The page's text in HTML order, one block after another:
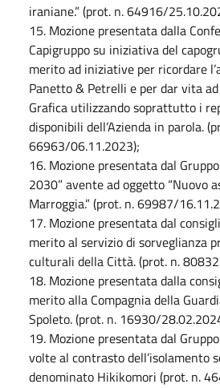
iraniane.” (prot. n. 64916/
15. Mozione presentata dalla
Capigruppo su iniziativa del
merito ad iniziative per ricordare
Panetto & Petrelli e per dar vita
Grafica utilizzando soprattutto i
disponibili dell’Azienda in parola.
66963/06.11.2023);
16. Mozione presentata dal
2030” avente ad oggetto “Nuovo
Marroggia.” (prot. n. 69987/
17. Mozione presentata dal
merito al servizio di sorveglianza
culturali della Città. (prot. n.
18. Mozione presentata dalla
merito alla Compagnia della
Spoleto. (prot. n. 16930/
19. Mozione presentata dal
volte al contrasto dell’isolamento
denominato Hikikomori (prot. n.